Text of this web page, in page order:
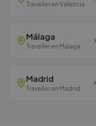
Traveller en Valencia
Málaga
Traveller en Málaga
Madrid
Traveller en Madrid